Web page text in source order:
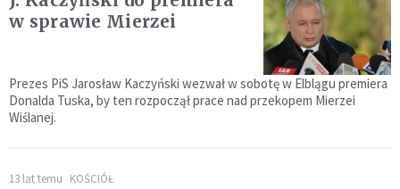
w sprawie Mierzei
Prezes PiS Jarosław Kaczyński wezwał w sobotę w Elblągu premiera
Donalda Tuska, by ten rozpoczął prace nad przekopem Mierzei
Wiślanej.
13 lat temu KOŚCIÓŁ